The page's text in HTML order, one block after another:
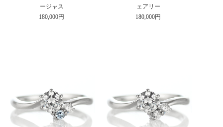
ージャス
180,000円
ェアリー
180,000円